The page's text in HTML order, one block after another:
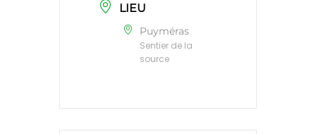
LIEU
Puyméras
Sentier de la
source